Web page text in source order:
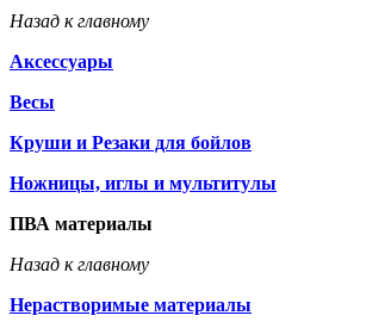
Назад к главному
Аксессуары
Весы
Круши и Резаки для бойлов
Ножницы, иглы и мультитулы
ПВА материалы
Назад к главному
Нерастворимые материалы